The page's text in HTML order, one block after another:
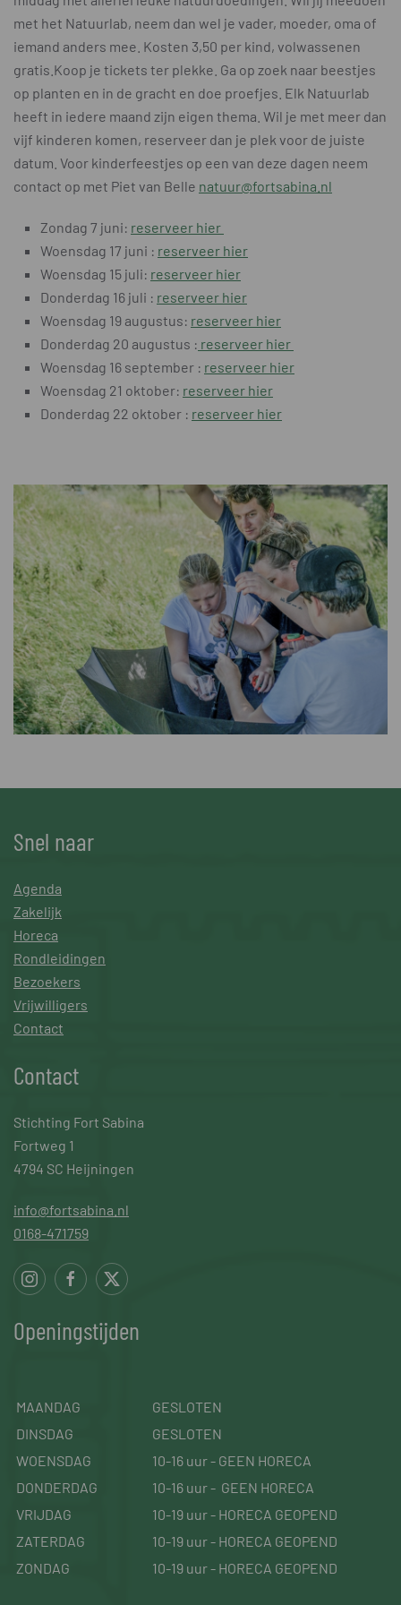
met het Natuurlab, neem dan wel je vader, moeder, oma of
iemand anders mee. Kosten 3,50 per kind, volwassenen
gratis.Koop je tickets ter plekke. Ga op zoek naar beestjes
op planten en in de gracht en doe proefjes. Elk Natuurlab
heeft in iedere maand zijn eigen thema. Wil je met meer dan
vijf kinderen komen, reserveer dan je plek voor de juiste
datum. Voor kinderfeestjes op een van deze dagen neem
contact op met Piet van Belle natuur@fortsabina.nl
Zondag 7 juni: reserveer hier
Woensdag 17 juni : reserveer hier
Woensdag 15 juli: reserveer hier
Donderdag 16 juli : reserveer hier
Woensdag 19 augustus: reserveer hier
Donderdag 20 augustus : reserveer hier
Woensdag 16 september : reserveer hier
Woensdag 21 oktober: reserveer hier
Donderdag 22 oktober : reserveer hier
Snel naar
Agenda
Zakelijk
Horeca
Rondleidingen
Bezoekers
Vrijwilligers
Contact
Contact
Stichting Fort Sabina
Fortweg 1
4794 SC Heijningen
info@fortsabina.nl
0168-471759
Openingstijden
MAANDAG
GESLOTEN
DINSDAG
GESLOTEN
WOENSDAG
10-16 uur - GEEN HORECA
DONDERDAG
10-16 uur - GEEN HORECA
VRIJDAG
10-19 uur - HORECA GEOPEND
ZATERDAG
10-19 uur - HORECA GEOPEND
ZONDAG
10-19 uur - HORECA GEOPEND